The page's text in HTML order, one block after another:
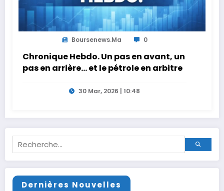
Boursenews.ma 0
Chronique Hebdo. Un pas en avant, un
pas en arrière… et le pétrole en arbitre
30 Mar, 2026 | 10:48
Dernières Nouvelles